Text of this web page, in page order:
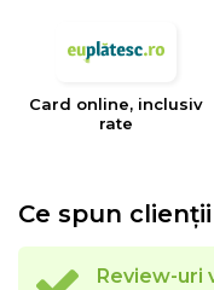
tesaturilor
mobilier.
sunt valorile care
Card online, inclusiv
rate
Ce spun
Review-uri